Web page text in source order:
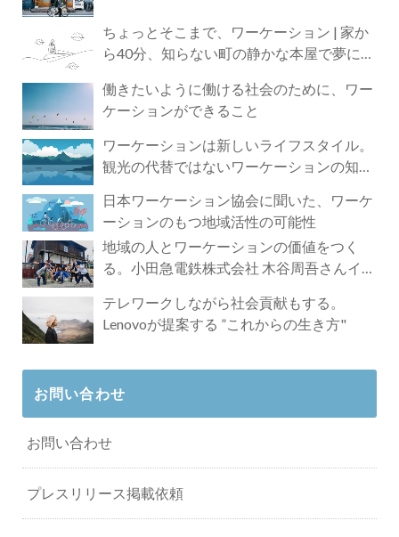
ちょっとそこまで、ワーケーション | 家か
ら40分、知らない町の静かな本屋で夢に近
働きたいように働ける社会のために、ワー
ケーションができること
ワーケーションは新しいライフスタイル。
観光の代替ではないワーケーションの知ら
日本ワーケーション協会に聞いた、ワーケ
ーションのもつ地域活性の可能性
地域の人とワーケーションの価値をつく
る。小田急電鉄株式会社 木谷周吾さんイン
テレワークしながら社会貢献もする。
Lenovoが提案する ”これからの生き方"
お問い合わせ
お問い合わせ
プレスリリース掲載依頼